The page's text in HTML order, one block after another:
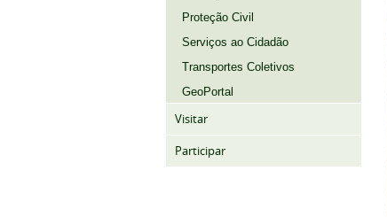
Proteção Civil
Serviços ao Cidadão
Transportes Coletivos
GeoPortal
Visitar
Participar